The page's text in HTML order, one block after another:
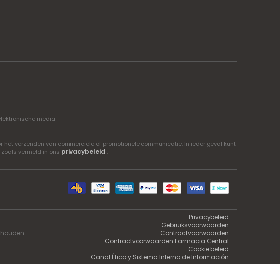
media
verzenden van commerciële of promotionele communicatie. In ieder geval kunt
vermeld in ons privacybeleid .
Privacybeleid
Gebruiksvoorwaarden
Contractvoorwaarden
Contractvoorwaarden Farmacia Central
Cookie beleid
Canal Ético y Sistema Interno de Información